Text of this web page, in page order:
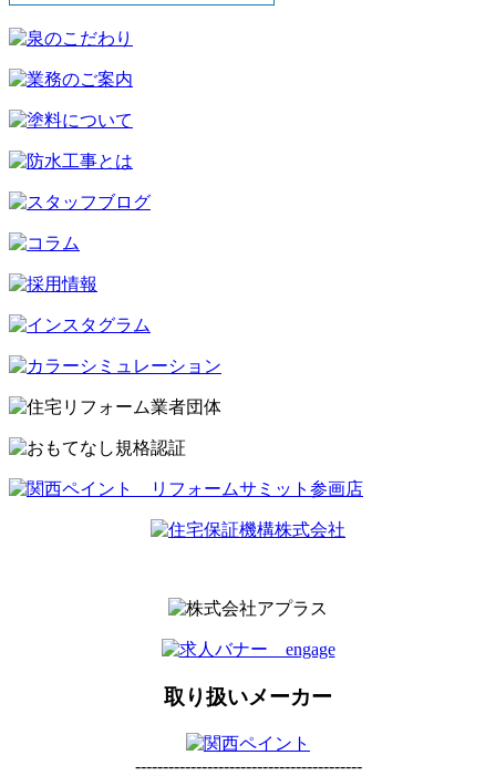
取り扱いメーカー
-----------------------------------------